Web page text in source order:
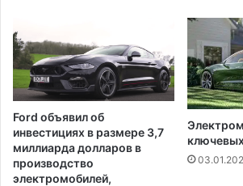
ь
т
а
т
е
с
и
л
з
а
Ford объявил об
инвестициях в размере 3,7
миллиарда долларов в
производство
электромобилей,